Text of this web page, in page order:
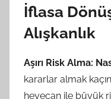
İflasa
Alışkanlık
Aşırı Risk Alma:
kararlar almak
heyecan ile büyük